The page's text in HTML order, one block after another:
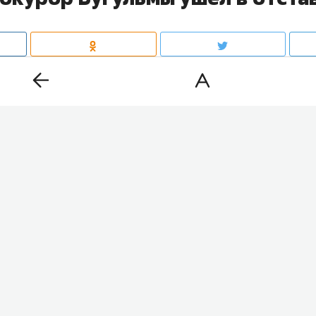
района Ришат Шакировушел в отставку.